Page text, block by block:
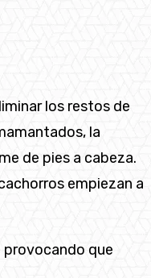
los restos de
la
de pies a cabeza.
empiezan a
provocando que